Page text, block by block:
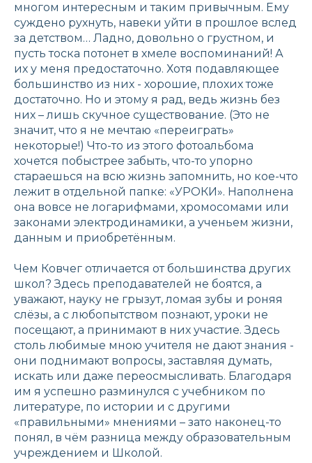
многом интересным и таким привычным. Ему
суждено рухнуть, навеки уйти в прошлое вслед
за детством… Ладно, довольно о грустном, и
пусть тоска потонет в хмеле воспоминаний! А
их у меня предостаточно. Хотя подавляющее
большинство из них - хорошие, плохих тоже
достаточно. Но и этому я рад, ведь жизнь без
них – лишь скучное существование. (Это не
значит, что я не мечтаю «переиграть»
некоторые!) Что-то из этого фотоальбома
хочется побыстрее забыть, что-то упорно
стараешься на всю жизнь запомнить, но кое-что
лежит в отдельной папке: «УРОКИ». Наполнена
она вовсе не логарифмами, хромосомами или
законами электродинамики, а ученьем жизни,
данным и приобретённым.
Чем Ковчег отличается от большинства других
школ? Здесь преподавателей не боятся, а
уважают, науку не грызут, ломая зубы и роняя
слёзы, а с любопытством познают, уроки не
посещают, а принимают в них участие. Здесь
столь любимые мною учителя не дают знания -
они поднимают вопросы, заставляя думать,
искать или даже переосмысливать. Благодаря
им я успешно разминулся с учебником по
литературе, по истории и с другими
«правильными» мнениями – зато наконец-то
понял, в чём разница между образовательным
учреждением и Школой.